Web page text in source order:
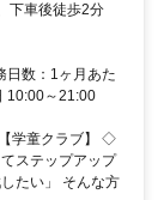
下車後徒歩2分
日数：1ヶ月あた
10:00～21:00
学童クラブ】 ◇
ステップアップ
たい」 そんな方